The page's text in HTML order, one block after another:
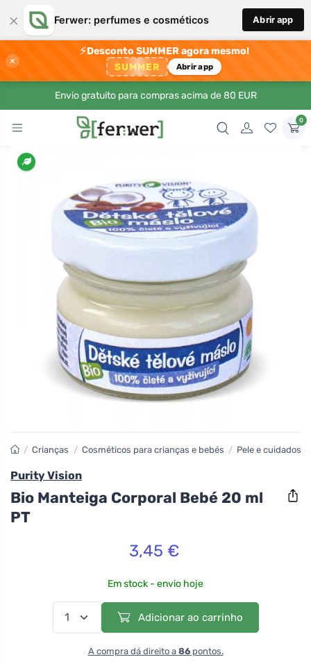
× Ferwer: perfumes e cosméticos Abrir app
×
⚡Desconto SUMMER agora mesmo!
SUMMER Abrir app
Envio gratuito para compras acima de 80 EUR
0
/ Crianças / Cosméticos para crianças e bebés / Pele e cuidados
Purity Vision
Bio Manteiga Corporal Bebé 20 ml
PT
3,45 €
Em stock - envio hoje
Adicionar ao carrinho
A compra dá direito a 86pontos.